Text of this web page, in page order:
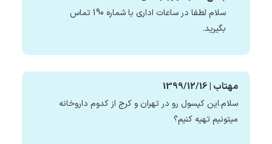
سلام لطفا در ساعات اداری با شماره 190 تماس
بگیرید.
مهتاب | 1399/12/16
سلام.این کپسول رو در تهران و کرج از کدوم داروخانه
میتونیم تهیه کنیم؟